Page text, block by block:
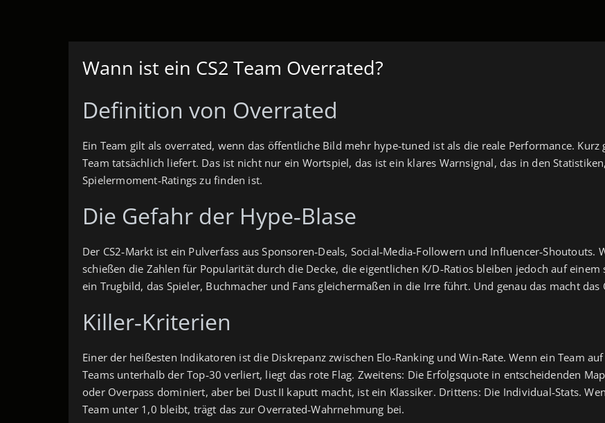
Wann ist ein CS2 Team Overrated?
Definition von Overrated
Ein Team gilt als overrated, wenn das öffentliche Bild mehr hype‑tuned ist als die reale Performance.
Team tatsächlich liefert. Das ist nicht nur ein Wortspiel, das ist ein klares Warnsignal, das in den
Spielermoment‑Ratings zu finden ist.
Die Gefahr der Hype‑Blase
Der CS2‑Markt ist ein Pulverfass aus Sponsoren‑Deals, Social‑Media‑Followern und
schießen die Zahlen für Popularität durch die Decke, die eigentlichen K/D‑Ratios bleiben jedoch auf
ein Trugbild, das Spieler, Buchmacher und Fans gleichermaßen in die Irre führt. Und genau das macht das
Killer‑Kriterien
Einer der heißesten Indikatoren ist die Diskrepanz zwischen Elo‑Ranking und Win‑Rate. Wenn ein Team
Teams unterhalb der Top‑30 verliert, liegt das rote Flag. Zweitens: Die Erfolgsquote in entscheidenden
oder Overpass dominiert, aber bei Dust II kaputt macht, ist ein Klassiker. Drittens: Die Individual‑Stats.
Team unter 1,0 bleibt, trägt das zur Overrated‑Wahrnehmung bei.